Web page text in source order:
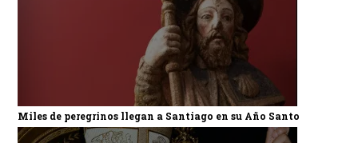
Miles de peregrinos llegan a Santiago en su Año Santo